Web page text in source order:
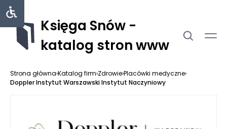
Księga Snów -
katalog stron www
Strona główna›Katalog firm›Zdrowie›Placówki medyczne›
Doppler Instytut Warszawski Instytut Naczyniowy